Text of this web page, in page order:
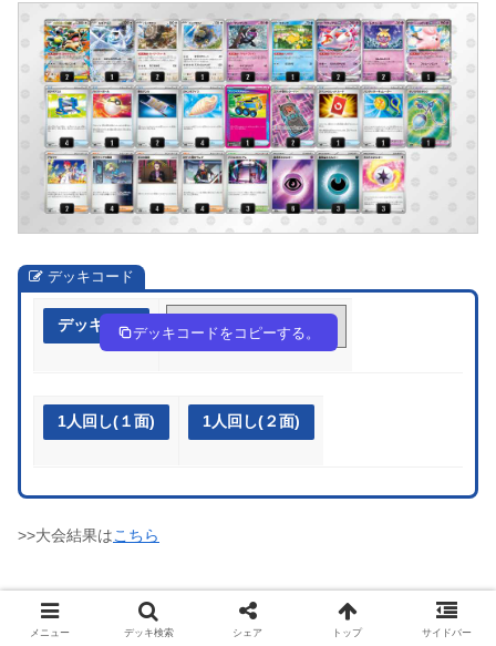
デッキコード
デッキ作成 bFkVvF-HwHb6v-5FFFkb
デッキコードをコピーする。
1人回し(１面) 1人回し(２面)
>>大会結果はこちら
メニュー デッキ検索 シェア トップ サイドバー